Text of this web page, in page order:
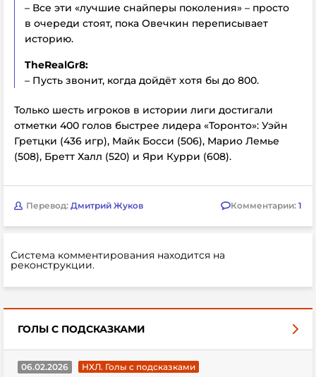
– Все эти «лучшие снайперы поколения» – просто
в очереди стоят, пока Овечкин переписывает
историю.
TheRealGr8:
– Пусть звонит, когда дойдёт хотя бы до 800.
Только шесть игроков в истории лиги достигали
отметки 400 голов быстрее лидера «Торонто»: Уэйн
Гретцки (436 игр), Майк Босси (506), Марио Лемье
(508), Бретт Халл (520) и Яри Курри (608).
Перевод: Дмитрий Жуков Комментарии: 1
Система комментирования находится на
реконструкции.
ГОЛЫ С ПОДСКАЗКАМИ
06.02.2026
НХЛ. Голы с подсказками